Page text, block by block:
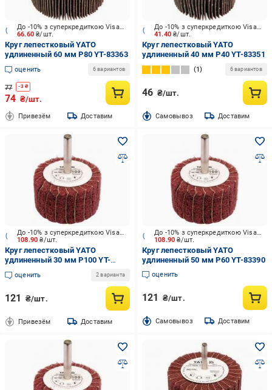
66.60₴/шт.
До -10% з суперкредиткою Visa Вигода
Круг лепестковый YATO
удлиненный 60 мм P80 YT-83363
оценить 6 вариантов
77 -3₴
74 ₴/шт.
Привезём Доставим
41.40₴/шт.
До -10% з суперкредиткою Visa Вигода
Круг лепестковый YATO
удлиненный 40 мм P40 YT-83351
1 6 вариантов
46 ₴/шт.
Cамовывоз Доставим
108.90₴/шт.
До -10% з суперкредиткою Visa Вигода
Круг лепестковый YATO
удлиненный 30 мм P100 YT-
83391
оценить 2 варианта
121 ₴/шт.
Привезём Доставим
108.90₴/шт.
До -10% з суперкредиткою Visa Вигода
Круг лепестковый YATO
удлиненный 50 мм P60 YT-83390
оценить
121 ₴/шт.
Cамовывоз Доставим